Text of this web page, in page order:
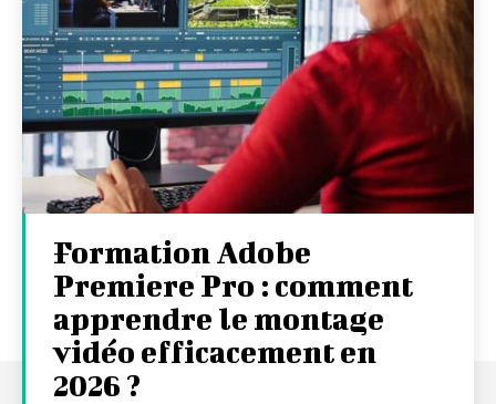
Formation Adobe
Premiere Pro : comment
apprendre le montage
vidéo efficacement en
2026 ?